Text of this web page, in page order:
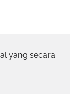
yang secara